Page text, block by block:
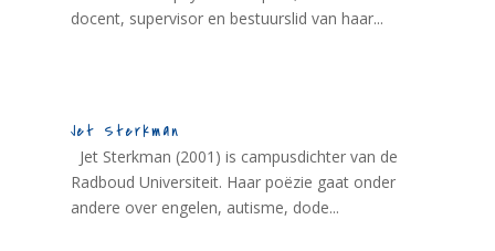
docent, supervisor en bestuurslid van haar...
Jet Sterkman
Jet Sterkman (2001) is campusdichter van de
Radboud Universiteit. Haar poëzie gaat onder
andere over engelen, autisme, dode...